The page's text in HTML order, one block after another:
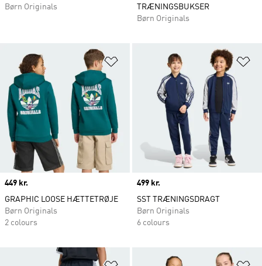
Børn Originals
TRÆNINGSBUKSER
Børn Originals
Føj til ønskeliste
Price
449 kr.
GRAPHIC LOOSE HÆTTETRØJE
Børn Originals
2 colours
Price
499 kr.
SST TRÆNINGSDRAGT
Børn Originals
6 colours
Føj til ønskeliste